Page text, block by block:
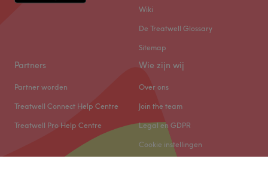
Wiki
De Treatwell Glossary
Sitemap
Partners
Partner worden
Treatwell Connect Help Centre
Treatwell Pro Help Centre
Wie zijn wij
Over ons
Join the team
Legal en GDPR
Cookie instellingen